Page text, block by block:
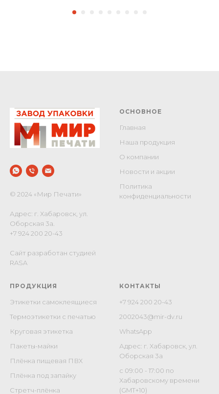
© 2024 «Мир Печати»
Адрес: г. Хабаровск, ул.
Оборская 3а.
+7 924 200 20-43
Сайт разработан студией
RASA
ОСНОВНОЕ
Главная
Наша продукция
О компании
Новости и акции
Политика
конфиденциальности
ПРОДУКЦИЯ
Этикетки самоклеящиеся
Термоэтикетки с печатью
Круговая этикетка
Пакеты-майки
Плёнка пищевая ПВХ
Плёнка под запайку
Стретч-плёнка
КОНТАКТЫ
+7 924 200 20-43
2002043@mir-dv.ru
WhatsApp
Адрес: г. Хабаровск, ул.
Оборская 3а
c 09:00 - 17:00 по
Хабаровскому времени
(GMT+10)